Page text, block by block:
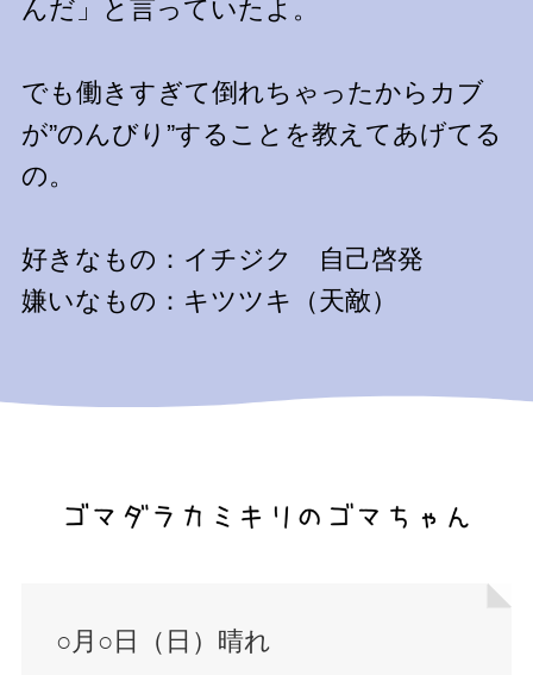
んだ」と言っていたよ。
でも働きすぎて倒れちゃったからカブ
が”のんびり”することを教えてあげてる
の。
好きなもの：イチジク 自己啓発
嫌いなもの：キツツキ（天敵）
○月○日（日）晴れ